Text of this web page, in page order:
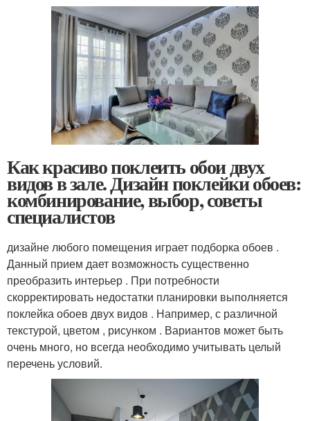
Как красиво поклеить обои двух
видов в зале. Дизайн поклейки обоев:
комбинирование, выбор, советы
специалистов
дизайне любого помещения играет подборка обоев .
Данный прием дает возможность существенно
преобразить интерьер . При потребности
скорректировать недостатки планировки выполняется
поклейка обоев двух видов . Например, с различной
текстурой, цветом , рисунком . Вариантов может быть
очень много, но всегда необходимо учитывать целый
перечень условий.